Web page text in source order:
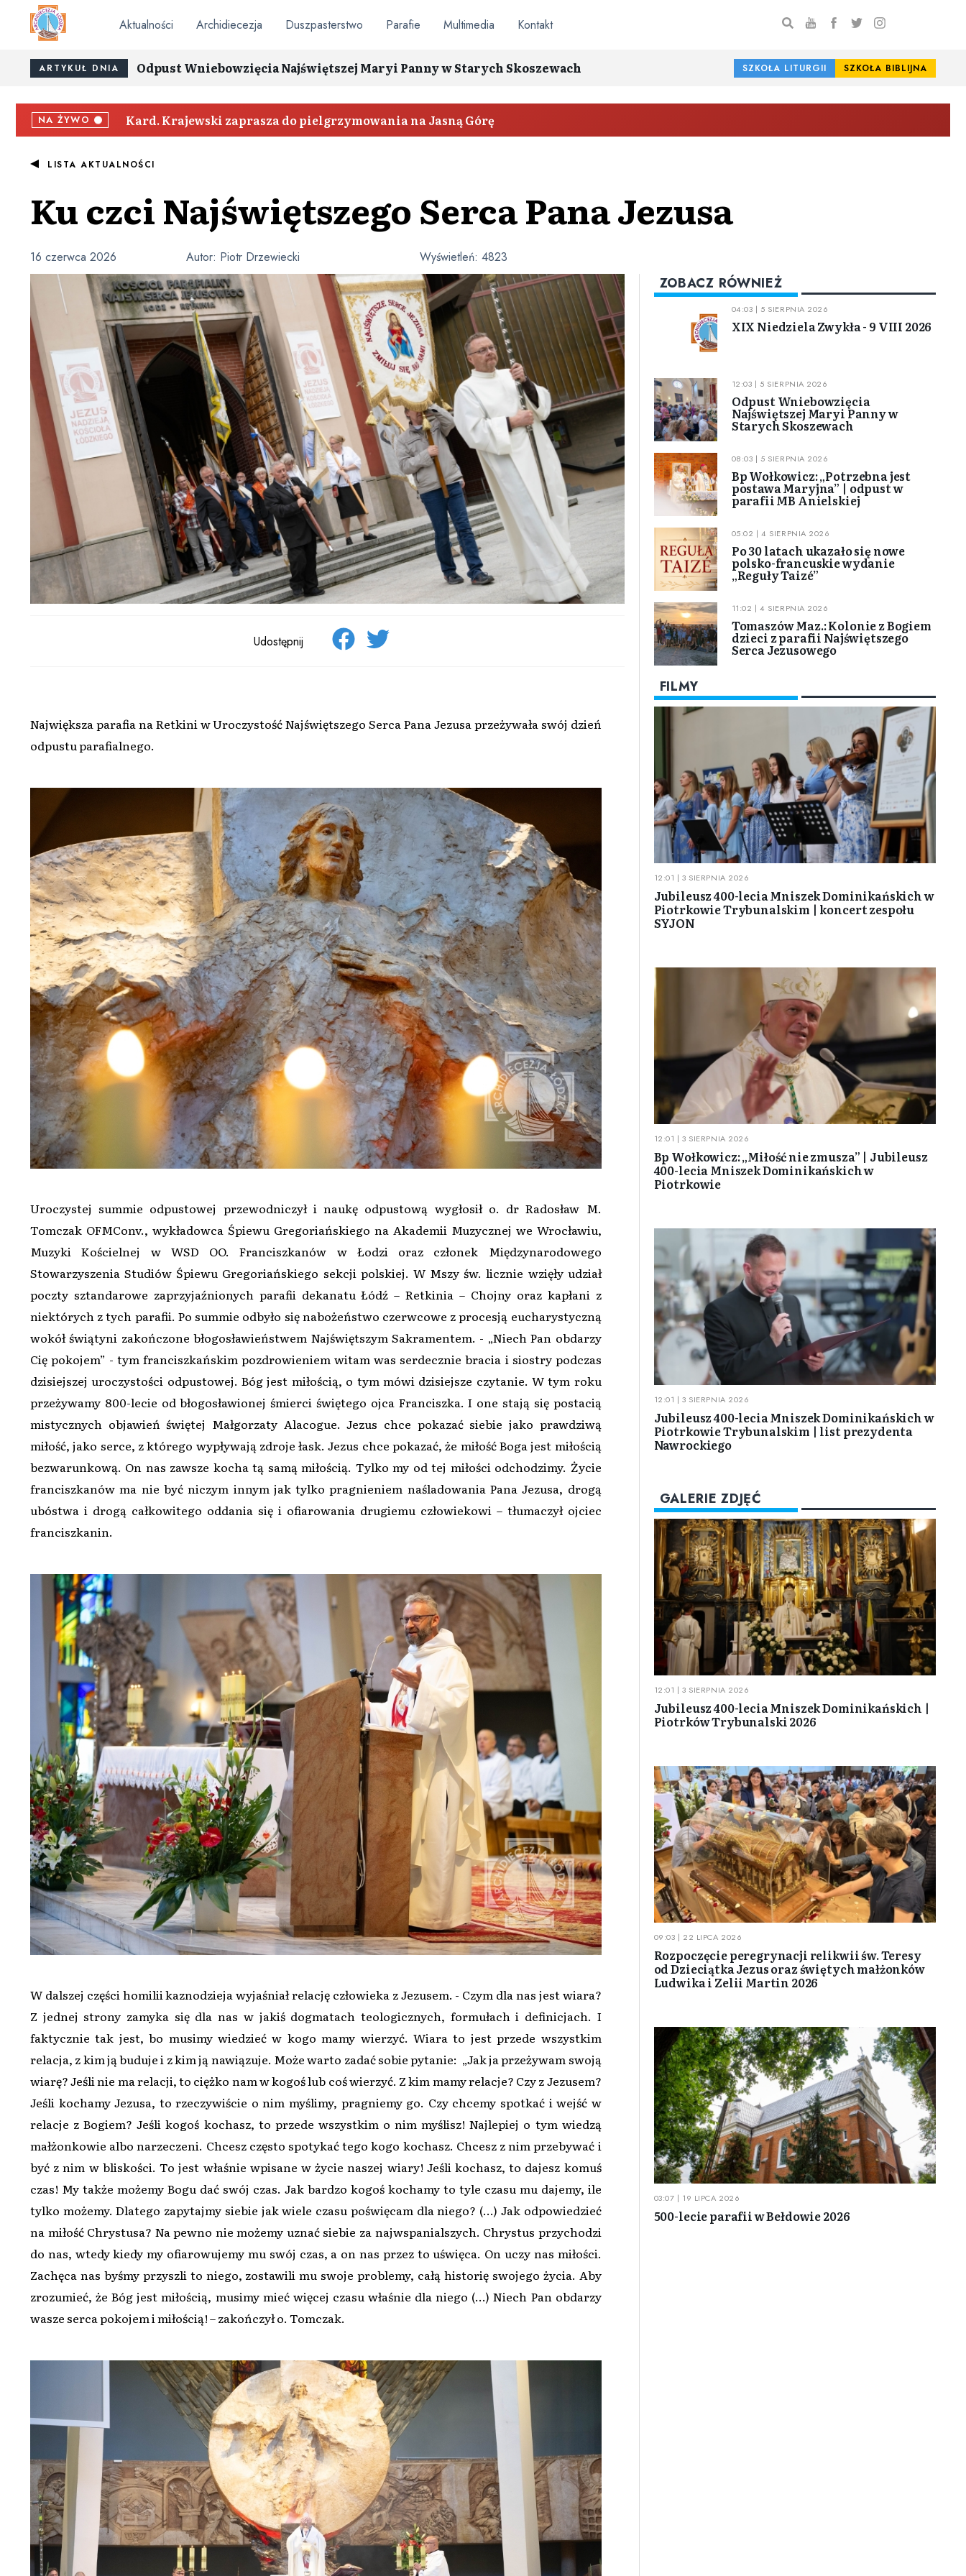
Aktualności Archidiecezja Duszpasterstwo Parafie Multimedia Kontakt
ARTYKUŁ DNIA Odpust Wniebowzięcia Najświętszej Maryi Panny w Starych Skoszewach SZKOŁA LITURGII SZKOŁA BIBLIJNA
NA ŻYWO Kard. Krajewski zaprasza do pielgrzymowania na Jasną Górę
LISTA AKTUALNOŚCI
Ku czci Najświętszego Serca Pana Jezusa
Autor: Piotr Drzewiecki
16 czerwca 2026 Wyświetleń: 4823
Udostępnij
Największa parafia na Retkini w Uroczystość Najświętszego Serca Pana Jezusa przeżywała swój dzień
odpustu parafialnego.
Uroczystej summie odpustowej przewodniczył i naukę odpustową wygłosił o. dr Radosław M.
Tomczak OFMConv., wykładowca Śpiewu Gregoriańskiego na Akademii Muzycznej we Wrocławiu,
Muzyki Kościelnej w WSD OO. Franciszkanów w Łodzi oraz członek Międzynarodowego
Stowarzyszenia Studiów Śpiewu Gregoriańskiego sekcji polskiej. W Mszy św. licznie wzięły udział
poczty sztandarowe zaprzyjaźnionych parafii dekanatu Łódź – Retkinia – Chojny oraz kapłani z
niektórych z tych parafii. Po summie odbyło się nabożeństwo czerwcowe z procesją eucharystyczną
wokół świątyni zakończone błogosławieństwem Najświętszym Sakramentem. - „Niech Pan obdarzy
Cię pokojem” - tym franciszkańskim pozdrowieniem witam was serdecznie bracia i siostry podczas
dzisiejszej uroczystości odpustowej. Bóg jest miłością, o tym mówi dzisiejsze czytanie. W tym roku
przeżywamy 800-lecie od błogosławionej śmierci świętego ojca Franciszka. I one stają się postacią
mistycznych objawień świętej Małgorzaty Alacogue. Jezus chce pokazać siebie jako prawdziwą
miłość, jako serce, z którego wypływają zdroje łask. Jezus chce pokazać, że miłość Boga jest miłością
bezwarunkową. On nas zawsze kocha tą samą miłością. Tylko my od tej miłości odchodzimy. Życie
franciszkanów ma nie być niczym innym jak tylko pragnieniem naśladowania Pana Jezusa, drogą
ubóstwa i drogą całkowitego oddania się i ofiarowania drugiemu człowiekowi – tłumaczył ojciec
franciszkanin.
W dalszej części homilii kaznodzieja wyjaśniał relację człowieka z Jezusem. - Czym dla nas jest wiara?
Z jednej strony zamyka się dla nas w jakiś dogmatach teologicznych, formułach i definicjach. I
faktycznie tak jest, bo musimy wiedzieć w kogo mamy wierzyć. Wiara to jest przede wszystkim
relacja, z kim ją buduje i z kim ją nawiązuje. Może warto zadać sobie pytanie: „Jak ja przeżywam swoją
wiarę? Jeśli nie ma relacji, to ciężko nam w kogoś lub coś wierzyć. Z kim mamy relacje? Czy z Jezusem?
Jeśli kochamy Jezusa, to rzeczywiście o nim myślimy, pragniemy go. Czy chcemy spotkać i wejść w
relacje z Bogiem? Jeśli kogoś kochasz, to przede wszystkim o nim myślisz! Najlepiej o tym wiedzą
małżonkowie albo narzeczeni. Chcesz często spotykać tego kogo kochasz. Chcesz z nim przebywać i
być z nim w bliskości. To jest właśnie wpisane w życie naszej wiary! Jeśli kochasz, to dajesz komuś
czas! My także możemy Bogu dać swój czas. Jak bardzo kogoś kochamy to tyle czasu mu dajemy, ile
tylko możemy. Dlatego zapytajmy siebie jak wiele czasu poświęcam dla niego? (…) Jak odpowiedzieć
na miłość Chrystusa? Na pewno nie możemy uznać siebie za najwspanialszych. Chrystus przychodzi
do nas, wtedy kiedy my ofiarowujemy mu swój czas, a on nas przez to uświęca. On uczy nas miłości.
Zachęca nas byśmy przyszli to niego, zostawili mu swoje problemy, całą historię swojego życia. Aby
zrozumieć, że Bóg jest miłością, musimy mieć więcej czasu właśnie dla niego (…) Niech Pan obdarzy
wasze serca pokojem i miłością! – zakończył o. Tomczak.
ZOBACZ RÓWNIEŻ
04:03 | 5 SIERPNIA 2026
XIX Niedziela Zwykła - 9 VIII 2026
12:03 | 5 SIERPNIA 2026
Odpust Wniebowzięcia
Najświętszej Maryi Panny w
Starych Skoszewach
08:03 | 5 SIERPNIA 2026
Bp Wołkowicz: „Potrzebna jest
postawa Maryjna” | odpust w
parafii MB Anielskiej
05:02 | 4 SIERPNIA 2026
Po 30 latach ukazało się nowe
polsko-francuskie wydanie
„Reguły Taizé”
11:02 | 4 SIERPNIA 2026
Tomaszów Maz.: Kolonie z Bogiem
dzieci z parafii Najświętszego
Serca Jezusowego
FILMY
12:01 | 3 SIERPNIA 2026
Jubileusz 400-lecia Mniszek Dominikańskich w
Piotrkowie Trybunalskim | koncert zespołu
SYJON
12:01 | 3 SIERPNIA 2026
Bp Wołkowicz: „Miłość nie zmusza” | Jubileusz
400-lecia Mniszek Dominikańskich w
Piotrkowie
12:01 | 3 SIERPNIA 2026
Jubileusz 400-lecia Mniszek Dominikańskich w
Piotrkowie Trybunalskim | list prezydenta
Nawrockiego
GALERIE ZDJĘĆ
12:01 | 3 SIERPNIA 2026
Jubileusz 400-lecia Mniszek Dominikańskich |
Piotrków Trybunalski 2026
09:03 | 22 LIPCA 2026
Rozpoczęcie peregrynacji relikwii św. Teresy
od Dzieciątka Jezus oraz świętych małżonków
Ludwika i Zelii Martin 2026
03:07 | 19 LIPCA 2026
500-lecie parafii w Bełdowie 2026